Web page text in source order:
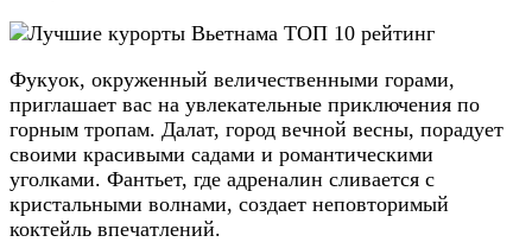
Фукуок, окруженный величественными горами,
приглашает вас на увлекательные приключения по
горным тропам. Далат, город вечной весны, порадует
своими красивыми садами и романтическими
уголками. Фантьет, где адреналин сливается с
кристальными волнами, создает неповторимый
коктейль впечатлений.